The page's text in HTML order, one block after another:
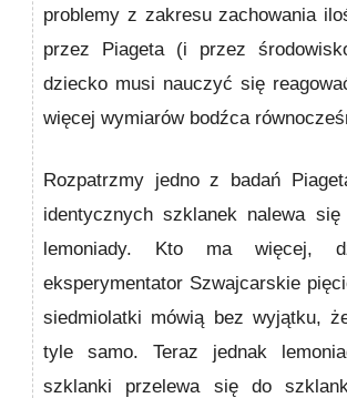
problemy z zakresu zachowania
przez Piageta (i przez
dziecko musi nauczyć się
więcej wymiarów bodźca
Rozpatrzmy jedno z badań
identycz­nych szklanek nalewa
lemoniady. Kto ma więcej,
eksperymentator Szwajcarskie
siedmiolatki mówią bez wyjątku,
tyle samo. Teraz jednak
szklanki przelewa się do